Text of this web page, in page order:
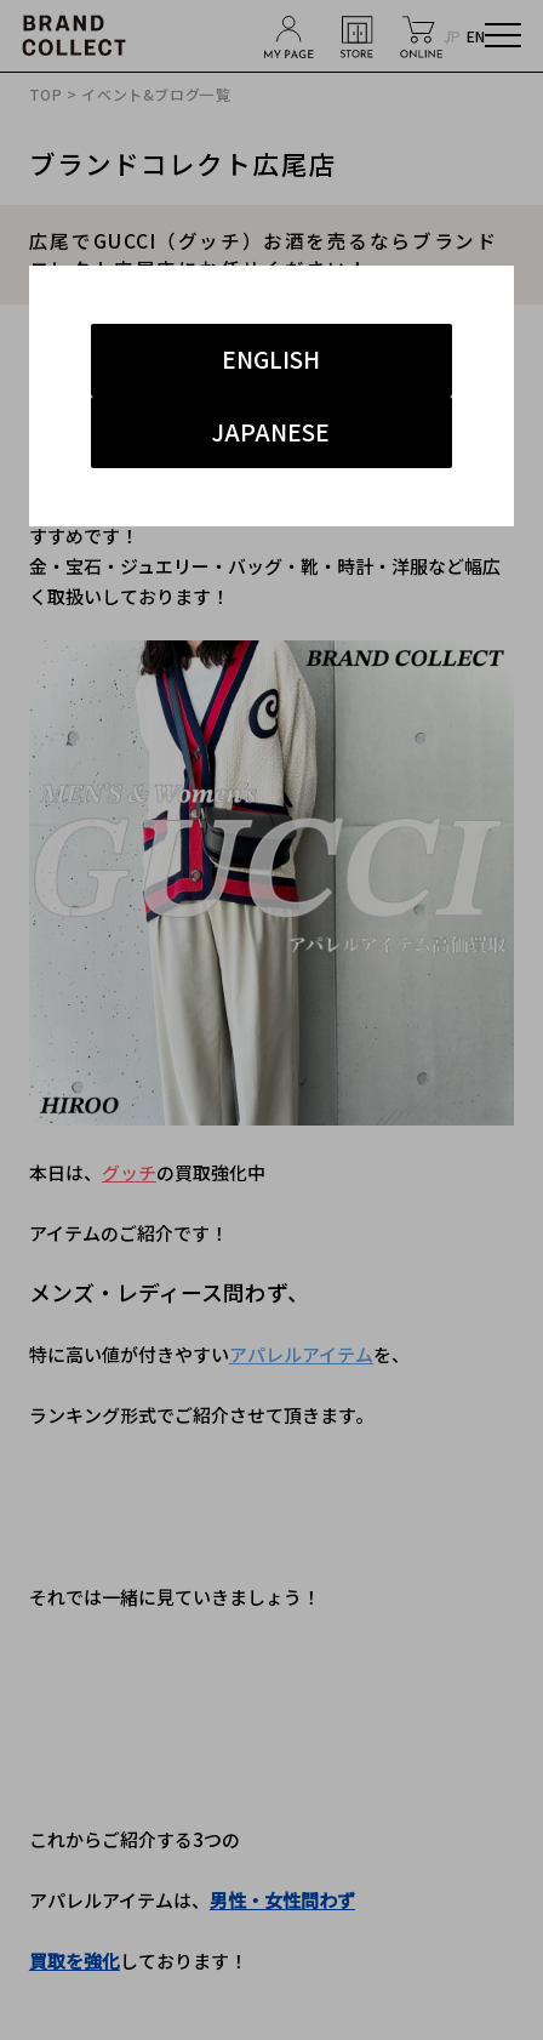
JP EN
ENGLISH
JAPANESE
TOP > イベント&ブログ一覧
ブランドコレクト広尾店
広尾でGUCCI（グッチ）お酒を売るならブランド
コレクト広尾店にお任せください！
#グッチ
すすめです！
金・宝石・ジュエリー・バッグ・靴・時計・洋服など幅広
く取扱いしております！
本日は、 グッチの買取強化中
アイテムのご紹介です！
メンズ・レディース問わず、
特に高い値が付きやすいアパレルアイテムを、
ランキング形式でご紹介させて頂きます。
それでは一緒に見ていきましょう！
これからご紹介する3つの
アパレルアイテムは、 男性・女性問わず
買取を強化しております！